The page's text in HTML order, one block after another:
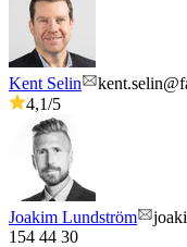
Kent Selin
4,1/5
Joakim Lundström
154 44 30